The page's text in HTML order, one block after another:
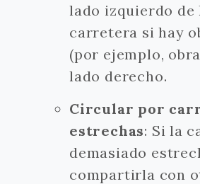
lado izquierdo de
carretera si hay
(por ejemplo,
lado derecho.
Circular por
estrechas: Si la
demasiado
compartirla con